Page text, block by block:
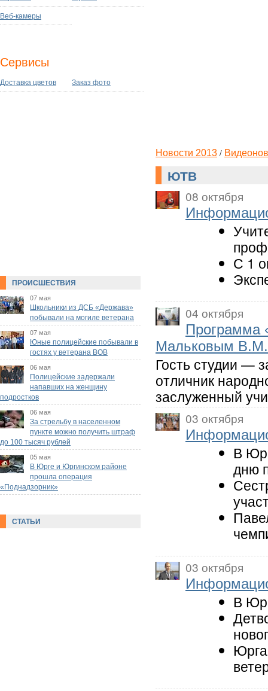
Веб-камеры
Сервисы
Доставка цветов Заказ фото
ПРОИСШЕСТВИЯ
07 мая
Школьники из ДСБ «Держава»
побывали на могиле ветерана
07 мая
Юные полицейские побывали в
гостях у ветерана ВОВ
06 мая
Полицейские задержали
напавших на женщину
подростков
06 мая
За стрельбу в населенном
пункте можно получить штраф
до 100 тысяч рублей
05 мая
В Юрге и Юргинском районе
прошла операция
«Поднадзорник»
СТАТЬИ
Новости 2013 /
ЮТВ
08 октября
С 1
04 октября
Программа
Мальковым В.М.
Гость студии —
отличник
заслуженный
03 октября
В
дню
03 октября
В
Юрга